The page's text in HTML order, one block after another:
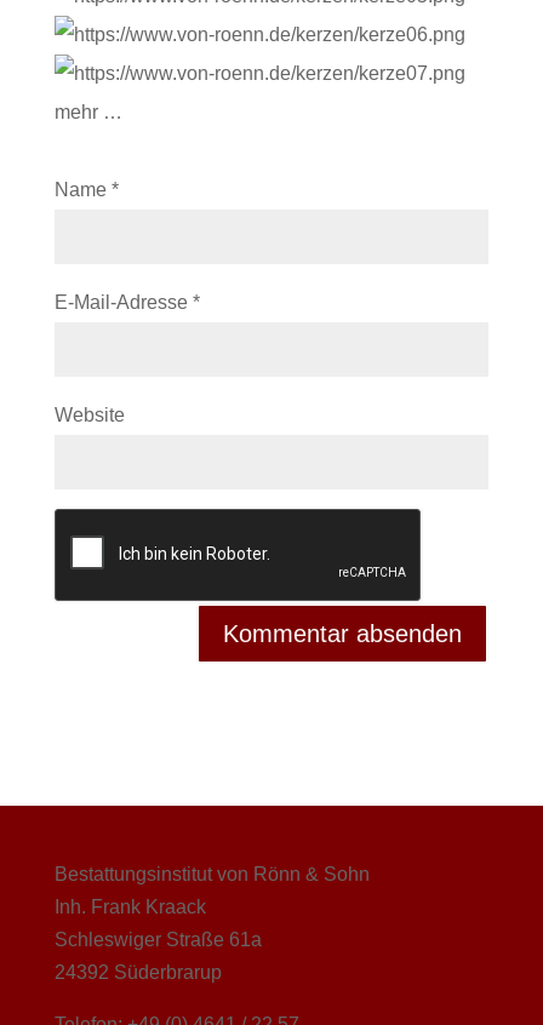
mehr …
Name *
E-Mail-Adresse *
Website
Bestattungsinstitut von Rönn & Sohn
Inh. Frank Kraack
Schleswiger Straße 61a
24392 Süderbrarup